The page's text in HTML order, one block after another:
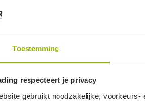
Toestemming
respecteert je privacy
gebruikt noodzakelijke,
zwaarste kwaliteit in ons assortiment. Op
is het verschil zichtbaar tussen de
en dit kuilkleed. Doordat de kleden van
het nog lastiger voor vogels om bij
trading kenmerken zich door de
De kuilkleden zijn gemaakt van
leveren wij de kuilkleden standaard